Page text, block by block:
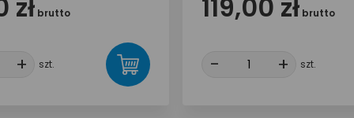
zł brutto
+ +
szt.
119,00 zł brutto
- + +
szt.